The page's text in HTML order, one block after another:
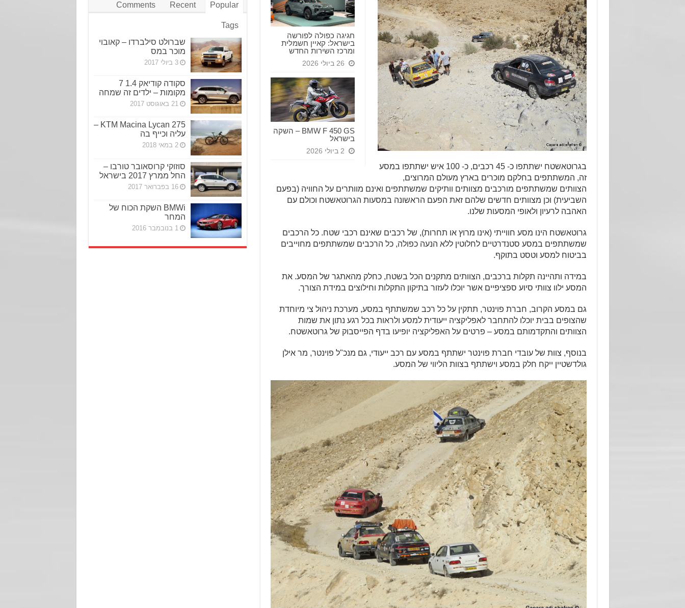
חגיגה כפולה לפורשה
בישראל: קאיין חשמלית
ומרכז השירות החדש
26 ביולי 2026
BMW F 450 GS – השקה
בישראל
2 ביולי 2026
בגרוטאשטח ישתתפו כ- 45 רכבים, כ- 100 איש ישתתפו במסע
זה, המשתתפים בחלקם מוכרים בארץ מעולם המרוצים,
הצוותים שמשתתפים מורכבים מצוותים וותיקים שמשתתפים ואינם מוותרים על החוויה (בפעם
השביעית) וכן מצוותים חדשים שלהם זאת הפעם הראשונה במסעות הגרוטאשטח וכולם עם
האהבה לרעיון ולאופי המסעות שלנו.
גרוטאשטח הינו מסע חווייתי (אינו מרוץ או תחרות), של רכבים שאינם רכבי שטח. כל הרכבים
שמשתתפים במסע סטנדרטיים לחלוטין ללא הנעה כפולה, כל הרכבים שמשתתפים מחוייבים
בביטוח למסע וטסט בתוקף.
במידה ותהיינה תקלות ברכבים, הצוותים מתקנים הכל בשטח, כחלק מהאתגר של המסע. את
המסע ילוו צוותי סיוע ספציפיים אשר יוכלו לעזור בתיקון התקלות וחילוצים במידת הצורך.
גם במסע הקרוב, חברת פוינטר, תתקין על כל רכב שמשתתף במסע, מערכת ניהול צי מיוחדת
שהצופים בבית יוכלו להתחבר לאפליקציה ייעודית למסע ולראות בכל רגע נתון את שמות
הצוותים והתקדמותם במסע – פרטים על האפליקציה יופיעו בדף הפייסבוק של גרוטאשטח.
בנוסף, צוות של עובדי חברת פוינטר ישתתף במסע עם רכב ייעודי, גם מנכ"ל פוינטר, מר אילן
גולדשטיין ייקח חלק במסע וישתתף בצוות הליווי של המסע.
Popular
Recent
Comments
Tags
שברולט סילברדו – קאובוי
מוכר במס
3 ביולי 2017
סקודה קודיאק 1.4 7
מקומות – ילדים זה שמחה
21 באוגוסט 2017
KTM Macina Lycan 275 –
עליה וכייף בה
2 במאי 2018
סוזוקי קרוסאובר טורבו –
החל ממרץ 2017 בישראל
16 בפברואר 2017
BMWi השקת הכוח של
המחר
1 בנובמבר 2016